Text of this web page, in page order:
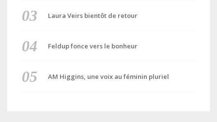
Laura Veirs bientôt de retour
Feldup fonce vers le bonheur
AM Higgins, une voix au féminin pluriel